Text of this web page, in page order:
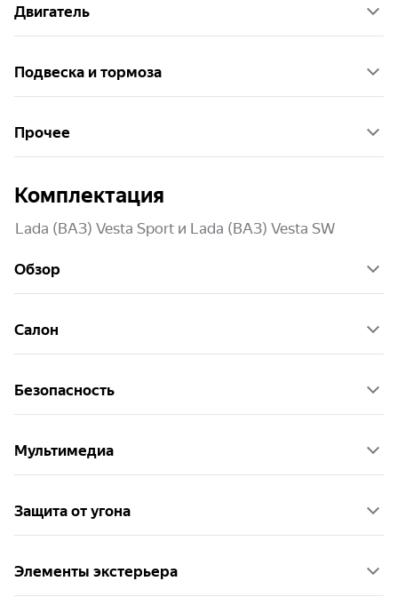
Двигатель
Подвеска и тормоза
Прочее
Комплектация
Lada (ВАЗ) Vesta Sport и Lada (ВАЗ) Vesta SW
Обзор
Салон
Безопасность
Мультимедиа
Защита от угона
Элементы экстерьера